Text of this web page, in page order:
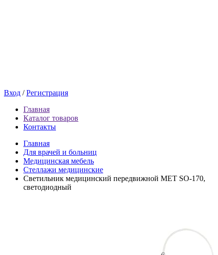
Вход /Регистрация
Главная
Каталог товаров
Контакты
Главная
Для врачей и больниц
Медицинская мебель
Стеллажи медицинские
Светильник медицинский передвижной МЕТ SO-170,
светодиодный